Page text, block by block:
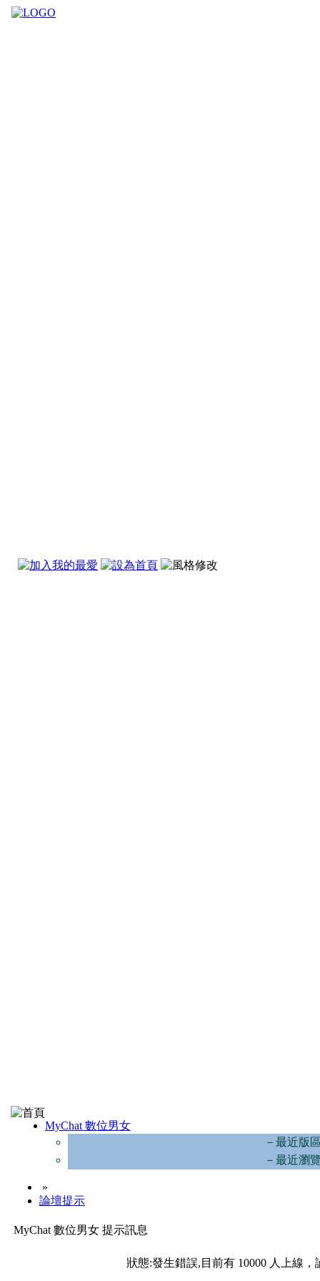
MyChat 數位男女
－最近版
－最近瀏
»
論壇提示
MyChat 數位男女 提示訊息
狀態:發生錯誤,目前有 10000 人上線